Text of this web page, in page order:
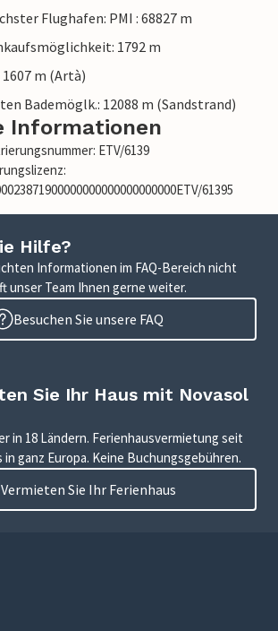
Flughafen: PMI : 68827 m
1792 m
m (Artà)
Bademöglk.: 12088 m (Sandstrand)
Informationen
ETV/6139
61395
Hilfe?
Informationen im FAQ-Bereich nicht
unser Team Ihnen gerne weiter.
Besuchen Sie unsere FAQ
Sie Ihr Haus mit Novasol
in 18 Ländern. Ferienhausvermietung seit
in ganz Europa. Keine Buchungsgebühren.
Vermieten Sie Ihr Ferienhaus